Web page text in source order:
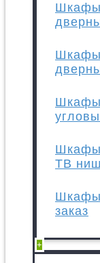
Шкафы
Шкафы
Шкафы
Шкафы
ТВ
Шкафы
заказ
+